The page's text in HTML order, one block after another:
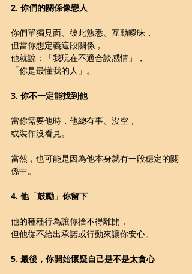
2. 你們的關係像戀人
你們單獨見面、彼此熟悉、互動曖昧，
但當你想定義這段關係，
他就說：「我現在不適合談感情」，
「你是最懂我的人」。
3. 你不一定能找到他
當你需要他時，他總有事、沒空，
或裝作沒看見。
當然，也可能是因為他本身就有一段穩定的關
係中。
4. 他「鼓勵 」 你留下
他的種種行為讓你捨不得離開，
但他從不給出承諾或行動來讓你安心。
5. 最後，你開始懷疑自己是不是太貪心